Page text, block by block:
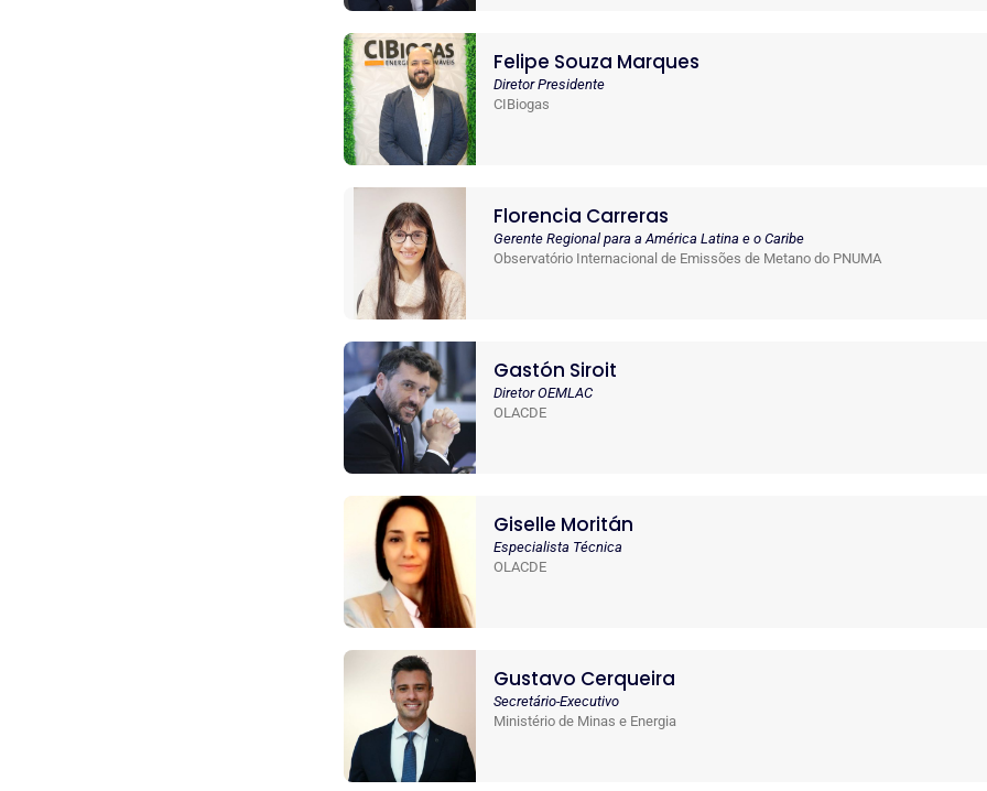
Felipe Souza Marques
Diretor Presidente
CIBiogas
Florencia Carreras
Gerente Regional para a América Latina e o Caribe
Observatório Internacional de Emissões de Metano do PNUMA
Gastón Siroit
Diretor OEMLAC
OLACDE
Giselle Moritán
Especialista Técnica
OLACDE
Gustavo Cerqueira
Secretário-Executivo
Ministério de Minas e Energia